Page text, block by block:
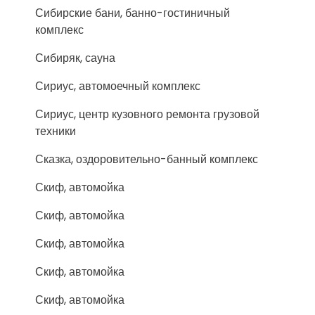
Сибирские бани, банно-гостиничный
комплекс
Сибиряк, сауна
Сириус, автомоечный комплекс
Сириус, центр кузовного ремонта грузовой
техники
Сказка, оздоровительно-банный комплекс
Скиф, автомойка
Скиф, автомойка
Скиф, автомойка
Скиф, автомойка
Скиф, автомойка